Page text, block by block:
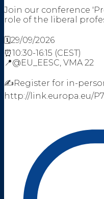
Join our conference
role of the liberal
🗓️29/09/2026
⏰10:30-16:15 (CEST)
📍@EU_EESC, VMA 22
✍️Register for in-
http://link.europa.eu/